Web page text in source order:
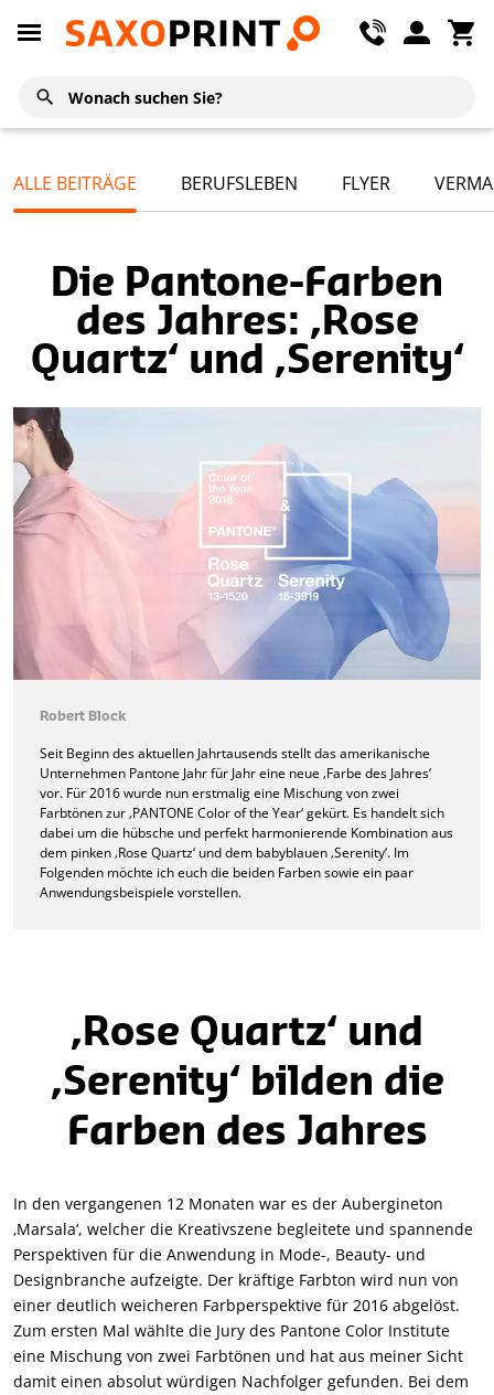
ALLE BEITRÄGE BERUFSLEBEN FLYER
Die Pantone-Farben
des Jahres: ‚Rose
Quartz‘ und ‚Serenity‘
Robert Block
Seit Beginn des aktuellen Jahrtausends stellt das amerikanische
Unternehmen Pantone Jahr für Jahr eine neue ‚Farbe des Jahres‘
vor. Für 2016 wurde nun erstmalig eine Mischung von zwei
Farbtönen zur ‚PANTONE Color of the Year‘ gekürt. Es handelt sich
dabei um die hübsche und perfekt harmonierende Kombination aus
dem pinken ‚Rose Quartz‘ und dem babyblauen ‚Serenity‘. Im
Folgenden möchte ich euch die beiden Farben sowie ein paar
Anwendungsbeispiele vorstellen.
‚Rose Quartz‘ und
‚Serenity‘ bilden die
Farben des Jahres
In den vergangenen 12 Monaten war es der Aubergineton
‚Marsala‘, welcher die Kreativszene begleitete und spannende
Perspektiven für die Anwendung in Mode-, Beauty- und
Designbranche aufzeigte. Der kräftige Farbton wird nun von
einer deutlich weicheren Farbperspektive für 2016 abgelöst.
Zum ersten Mal wählte die Jury des Pantone Color Institute
eine Mischung von zwei Farbtönen und hat aus meiner Sicht
damit einen absolut würdigen Nachfolger gefunden. Bei dem